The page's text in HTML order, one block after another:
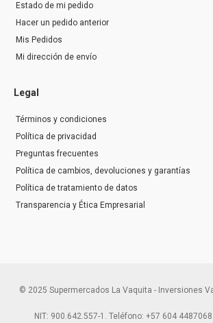
Estado de mi pedido
Hacer un pedido anterior
Mis Pedidos
Mi dirección de envío
Legal
Términos y condiciones
Política de privacidad
Preguntas frecuentes
Política de cambios, devoluciones y garantías
Política de tratamiento de datos
Transparencia y Ética Empresarial
© 2025 Supermercados La Vaquita - Inversiones
NIT: 900.642.557-1. Teléfono: +57 604